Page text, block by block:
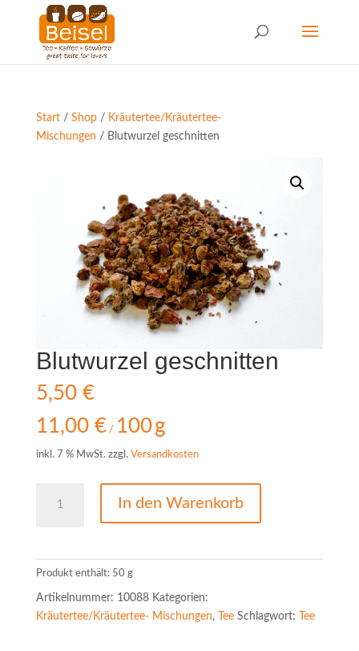
Start/ Shop/ Kräutertee/Kräutertee-
Mischungen / Blutwurzel geschnitten
Blutwurzel geschnitten
5,50 €
11,00 €/ 100g
inkl. 7 % MwSt. zzgl. Versandkosten
geschnitten
In den Warenkorb
Produkt enthält: 50 g
Artikelnummer: 10088 Kategorien:
Kräutertee/Kräutertee- Mischungen, Tee Schlagwort: Tee